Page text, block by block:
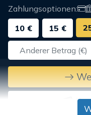
Zahlungsoptionen:
10 €
15 €